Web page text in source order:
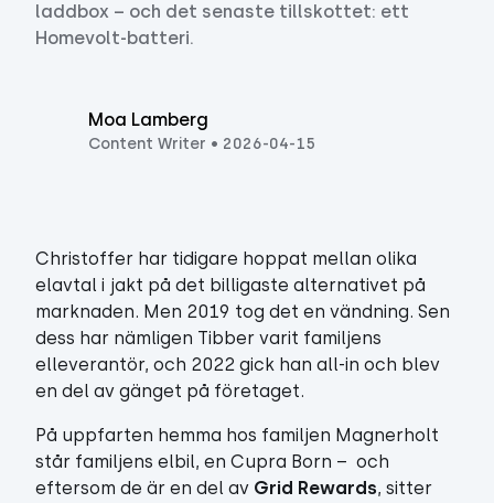
laddbox – och det senaste tillskottet: ett
Homevolt-batteri.
Moa Lamberg
Content Writer • 2026-04-15
Christoffer har tidigare hoppat mellan olika
elavtal i jakt på det billigaste alternativet på
marknaden. Men 2019 tog det en vändning. Sen
dess har nämligen Tibber varit familjens
elleverantör, och 2022 gick han all-in och blev
en del av gänget på företaget.
På uppfarten hemma hos familjen Magnerholt
står familjens elbil, en Cupra Born – och
eftersom de är en del av Grid Rewards, sitter